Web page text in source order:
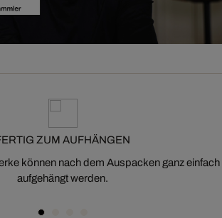
ZUM AUFHÄNGEN
können nach dem Auspacken ganz einfach
aufgehängt werden.